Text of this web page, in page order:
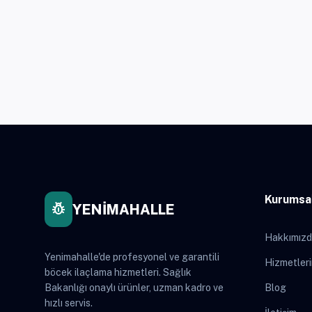
pest_control YENİMAHALLE
Yenimahalle'de profesyonel ve garantili
böcek ilaçlama hizmetleri. Sağlık
Bakanlığı onaylı ürünler, uzman kadro ve
hızlı servis.
Blog